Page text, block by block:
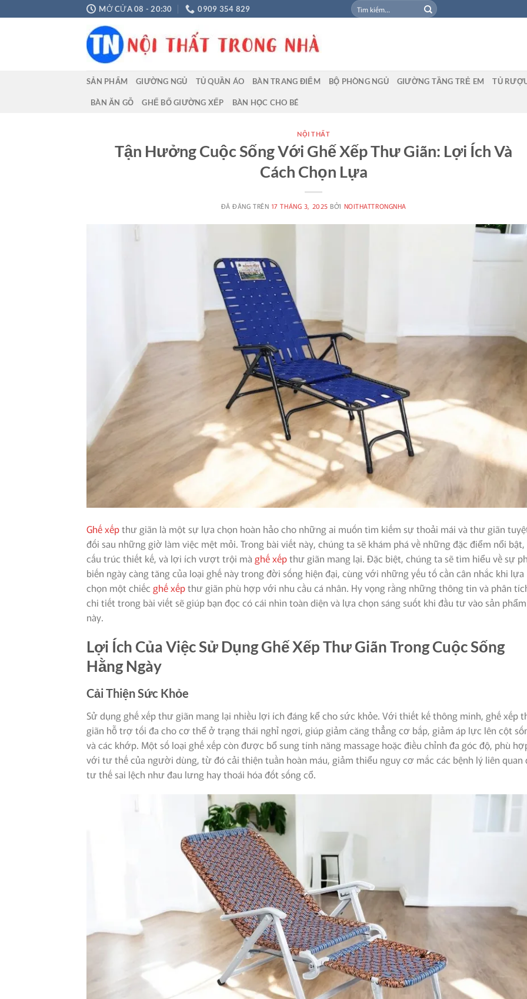
đến
MỞ CỬA 08 - 20:30 0909 354 829
Tìm
kiếm:
SẢN PHẨM GIƯỜNG NGỦ TỦ QUẦN ÁO BÀN TRANG ĐIỂM BỘ PHÒNG NGỦ GIƯỜNG TẦNG TRẺ EM TỦ
BÀN ĂN GỖ GHẾ BỐ GIƯỜNG XẾP BÀN HỌC CHO BÉ
NỘI THẤT
Tận Hưởng Cuộc Sống Với Ghế Xếp Thư Giãn: Lợi Ích Và
Cách Chọn Lựa
ĐÃ ĐĂNG TRÊN 17 THÁNG 3, 2025 BỞI NOITHATTRONGNHA
Ghế xếpthư giãn là một sự lựa chọn hoàn hảo cho những ai muốn tìm kiếm sự thoải mái và thư giãn
đối sau những giờ làm việc mệt mỏi. Trong bài viết này, chúng ta sẽ khám phá về những đặc điểm nổi bật,
cấu trúc thiết kế, và lợi ích vượt trội mà ghế xếpthư giãn mang lại. Đặc biệt, chúng ta sẽ tìm hiểu về sự
biến ngày càng tăng của loại ghế này trong đời sống hiện đại, cùng với những yếu tố cần cân nhắc khi lựa
chọn một chiếc ghế xếpthư giãn phù hợp với nhu cầu cá nhân. Hy vọng rằng những thông tin và phân
chi tiết trong bài viết sẽ giúp bạn đọc có cái nhìn toàn diện và lựa chọn sáng suốt khi đầu tư vào sản phẩm
này.
Lợi Ích Của Việc Sử Dụng Ghế Xếp Thư Giãn Trong Cuộc Sống
Hằng Ngày
Cải Thiện Sức Khỏe
Sử dụng ghế xếp thư giãn mang lại nhiều lợi ích đáng kể cho sức khỏe. Với thiết kế thông minh, ghế xếp
giãn hỗ trợ tối đa cho cơ thể ở trạng thái nghỉ ngơi, giúp giảm căng thẳng cơ bắp, giảm áp lực lên cột
và các khớp. Một số loại ghế xếp còn được bổ sung tính năng massage hoặc điều chỉnh đa góc độ, phù
với tư thế của người dùng, từ đó cải thiện tuần hoàn máu, giảm thiểu nguy cơ mắc các bệnh lý liên quan
tư thế sai lệch như đau lưng hay thoái hóa đốt sống cổ.